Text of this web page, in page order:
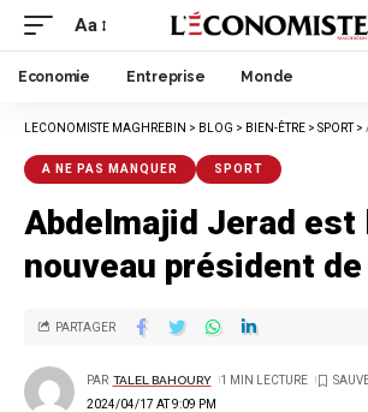
Aa
Economie Entreprise Monde
LECONOMISTE MAGHREBIN > BLOG > BIEN-ÊTRE > SPORT>
A NE PAS MANQUER SPORT
Abdelmajid Jerad est
nouveau président
2024/04/17 AT 9:09 PM
PAR TALEL BAHOURY 1 MIN LECTURE
PARTAGER